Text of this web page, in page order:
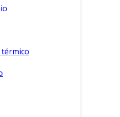
material leve, o
da estrutura em
ótima resistência
ideais para